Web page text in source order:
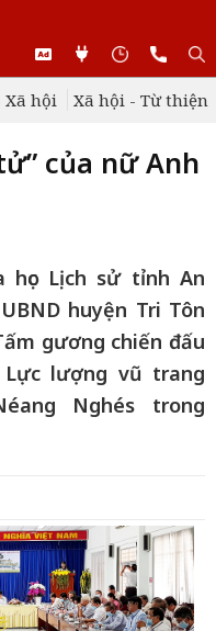
hội Xã hội - Từ thiện
của nữ Anh
học Lịch sử tỉnh An
huyện Tri Tôn
gương chiến đấu
lượng vũ trang
Nghés trong